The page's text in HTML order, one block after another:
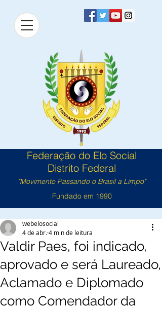
Federação do Elo Social
Distrito Federal
"Movimento Passando o Brasil a Limpo"
Fundado em 1990
Valdir Paes, foi indicado,
aprovado e será Laureado,
Aclamado e Diplomado
como Comendador da
webelosocial
4 de abr.4 min de leitura